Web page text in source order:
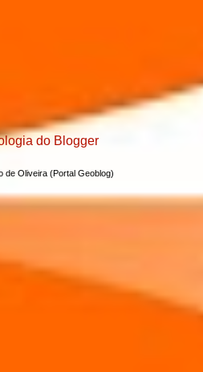
do Blogger
de Oliveira (Portal Geoblog)